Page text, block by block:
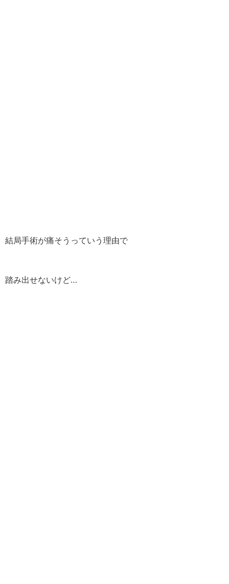
結局手術が痛そうっていう理由で
踏み出せないけど…